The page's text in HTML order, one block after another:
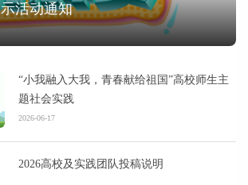
活动通知
“小我融入大我，青春献给祖国”高校师生主
题社会实践
2026-06-17
2026高校及实践团队投稿说明